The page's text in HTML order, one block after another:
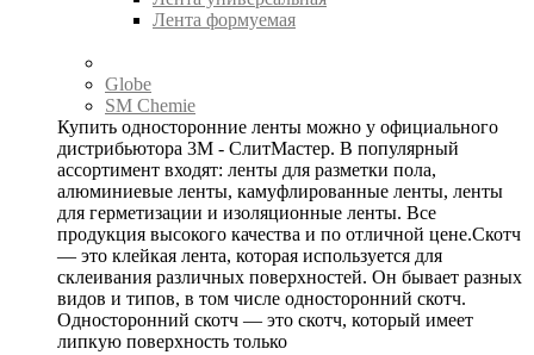
Лента формуемая
Globe
SM Chemie
Купить односторонние ленты можно у официального
дистрибьютора 3М - СлитМастер. В популярный
ассортимент входят: ленты для разметки пола,
алюминиевые ленты, камуфлированные ленты, ленты
для герметизации и изоляционные ленты. Все
продукция высокого качества и по отличной цене.Скотч
— это клейкая лента, которая используется для
склеивания различных поверхностей. Он бывает разных
видов и типов, в том числе односторонний скотч.
Односторонний скотч — это скотч, который имеет
липкую поверхность только